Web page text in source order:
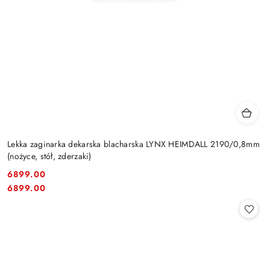
Lekka zaginarka dekarska blacharska LYNX HEIMDALL 2190/0,8mm
(nożyce, stół, zderzaki)
Cena:
6899.00
Cena:
6899.00